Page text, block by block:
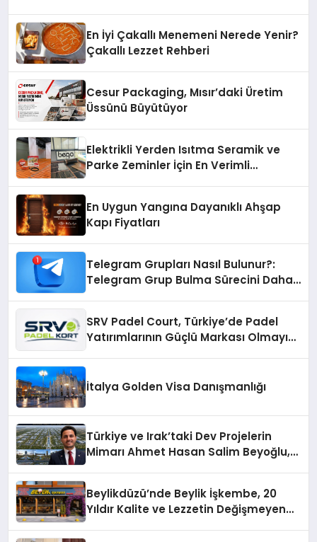
En İyi Çakallı Menemeni Nerede Yenir?
Çakallı Lezzet Rehberi
Cesur Packaging, Mısır’daki Üretim
Üssünü Büyütüyor
Elektrikli Yerden Isıtma Seramik ve
Parke Zeminler İçin En Verimli
En Uygun Yangına Dayanıklı Ahşap
Kapı Fiyatları
Telegram Grupları Nasıl Bulunur?:
Telegram Grup Bulma Sürecini Daha
SRV Padel Court, Türkiye’de Padel
Yatırımlarının Güçlü Markası Olmayı
İtalya Golden Visa Danışmanlığı
Türkiye ve Irak’taki Dev Projelerin
Mimarı Ahmet Hasan Salim Beyoğlu,
Hayata Geçirecek
Beylikdüzü’nde Beylik İşkembe, 20
Yıldır Kalite ve Lezzetin Değişmeyen